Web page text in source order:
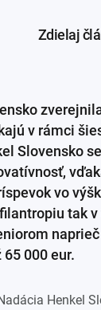
Zdielaj
v rámci
Slovensko
vo
tak
000 eur.
Henkel